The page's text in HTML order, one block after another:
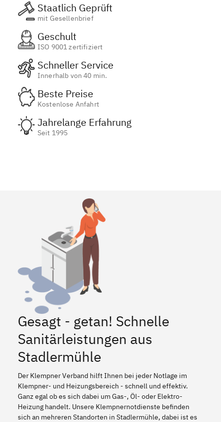
Staatlich Geprüft
mit Gesellenbrief
Geschult
ISO 9001 zertifiziert
Schneller Service
Innerhalb von 40 min.
Beste Preise
Kostenlose Anfahrt
Jahrelange Erfahrung
Seit 1995
Gesagt - getan! Schnelle
Sanitärleistungen aus
Stadlermühle
Der Klempner Verband hilft Ihnen bei jeder Notlage im
Klempner- und Heizungsbereich - schnell und effektiv.
Ganz egal ob es sich dabei um Gas-, Öl- oder Elektro-
Heizung handelt. Unsere Klempnernotdienste befinden
sich an mehreren Standorten in Stadlermühle, dabei ist es